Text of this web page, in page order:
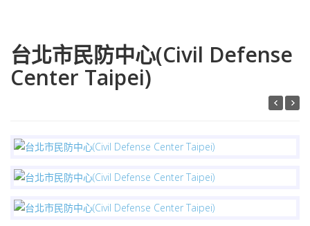
台北市民防中心(Civil Defense
Center Taipei)